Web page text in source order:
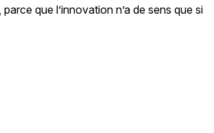
que l’innovation n’a de sens que si